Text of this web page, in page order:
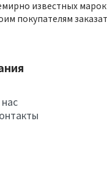
известных
покупателям